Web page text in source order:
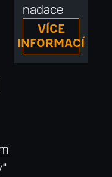
nadace
VÍCE
INFORMACÍ